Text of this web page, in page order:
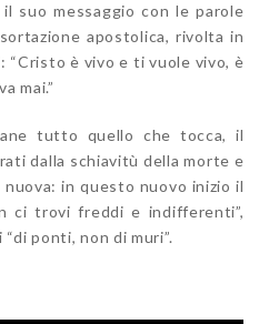
suo messaggio con le parole
apostolica, rivolta in
“Cristo è vivo e ti vuole vivo, è
mai.”
tutto quello che tocca, il
dalla schiavitù della morte e
nuova: in questo nuovo inizio il
ci trovi freddi e indifferenti”,
ponti, non di muri”.